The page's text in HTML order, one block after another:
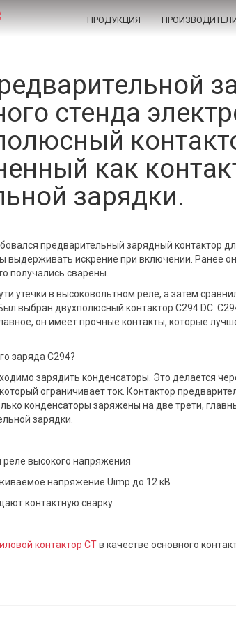
ПРОДУКЦИЯ
стенда
как
зарядки.
предварительный зарядный контактор
выдерживать искрение при включении. Ранее
получались сварены.
утечки в высоковольтном реле, а затем
выбран двухполюсный контактор C294 DC.
он имеет прочные контакты, которые
заряда C294?
зарядить конденсаторы. Это делается
ограничивает ток. Контактор
конденсаторы заряжены на две трети,
зарядки.
реле высокого напряжения
напряжение Uimp до 12 кВ
контактную сварку
контактор CTв качестве основного